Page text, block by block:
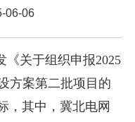
06-06
《关于组织申报2025
方案第二批项目的
，其中，冀北电网